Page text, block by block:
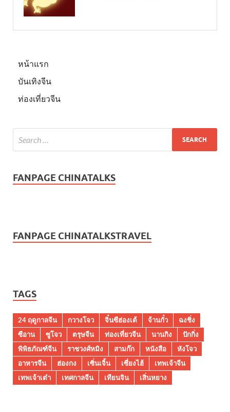
หน้าแรก
บันเทิงจีน
ท่องเที่ยวจีน
FANPAGE CHINATALKS
FANPAGE CHINATALKSTRAVEL
TAGS
24 ฤดูกาลจีน กวางโจว จิ๋นซีฮ่องเต้ จ้านกั๋ว
ฉงชิ่ง
ซีอาน
ซูโจว ตรุษจีน ท่องเที่ยวจีน นานกิง
ปักกิ่ง
พิพิธภัณฑ์จีน
ราชวงศ์หมิง สามก๊ก หนังสือ
หังโจว
อาหารจีน
ฮ่องกง เซิ่นเจิ้น เซี่ยงไฮ้
เทพเจ้าจีน
เทพเจ้าเต๋า
เทศกาลจีน เทียนจิน เสิ่นหยาง